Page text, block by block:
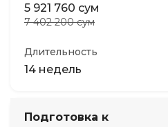
5 921 760 сум
7 402 200 сум
Длительность
14 недель
Подготовка к